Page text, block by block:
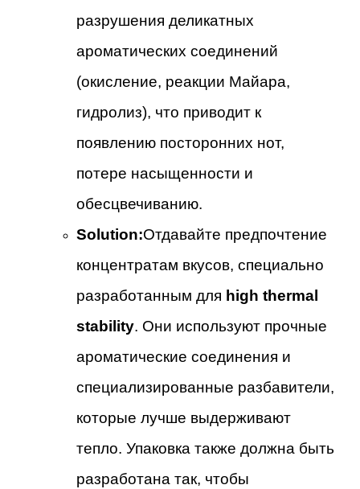
разрушения деликатных
ароматических соединений
(окисление, реакции Майара,
гидролиз), что приводит к
появлению посторонних нот,
потере насыщенности и
обесцвечиванию.
Solution:Отдавайте предпочтение
концентратам вкусов, специально
разработанным для high thermal
stability. Они используют прочные
ароматические соединения и
специализированные разбавители,
которые лучше выдерживают
тепло. Упаковка также должна быть
разработана так, чтобы